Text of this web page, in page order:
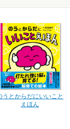
うとからだにいいこと
えほん